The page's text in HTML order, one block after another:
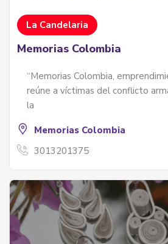
La Candelaria
Memorias Colombia
“Memorias Colombia,
reúne a víctimas del conflicto
la
Memorias Colombia
3013201375